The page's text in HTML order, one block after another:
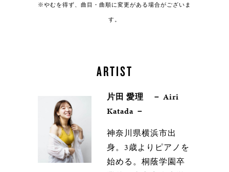
※やむを得ず、曲目・曲順に変更がある場合がございま
す。
ARTIST
片田 愛理 － Airi
Katada －
神奈川県横浜市出
身。3歳よりピアノを
始める。桐蔭学園卒